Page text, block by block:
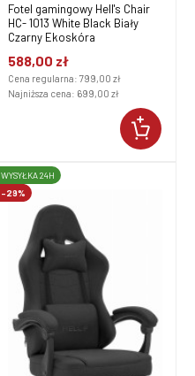
Fotel gamingowy Hell's Chair
HC- 1013 White Black Biały
Czarny Ekoskóra
588,00 zł
Cena regularna: 799,00 zł
Najniższa cena: 699,00 zł
-29%
WYSYŁKA 24H